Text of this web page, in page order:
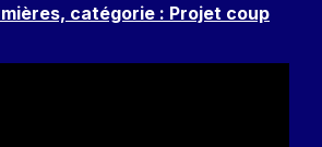
catégorie : Projet coup